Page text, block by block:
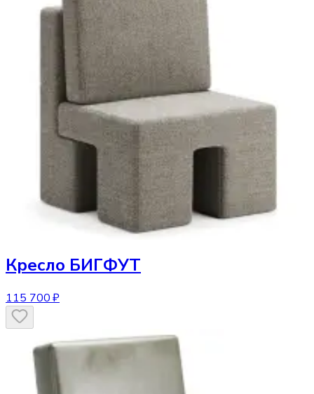
Кресло БИГФУТ
115 700 ₽